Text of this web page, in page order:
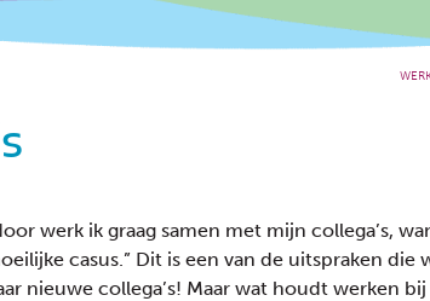
werk ik graag samen met mijn collega’s,
casus.” Dit is een van de uitspraken die
nieuwe collega’s! Maar wat houdt werken bij